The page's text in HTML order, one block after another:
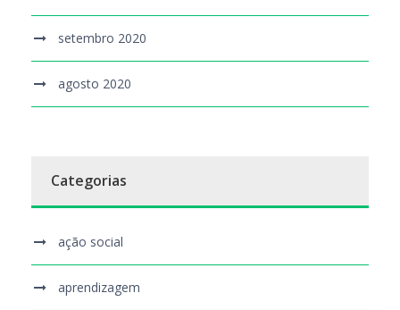
setembro 2020
agosto 2020
Categorias
ação social
aprendizagem